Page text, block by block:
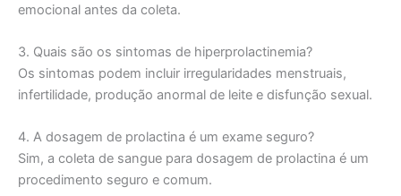
emocional antes da coleta.
3. Quais são os sintomas de hiperprolactinemia?
Os sintomas podem incluir irregularidades menstruais,
infertilidade, produção anormal de leite e disfunção sexual.
4. A dosagem de prolactina é um exame seguro?
Sim, a coleta de sangue para dosagem de prolactina é um
procedimento seguro e comum.